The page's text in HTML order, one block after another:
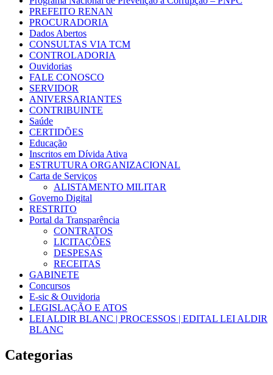
PREFEITO RENAN
PROCURADORIA
Dados Abertos
CONSULTAS VIA TCM
CONTROLADORIA
Ouvidorias
FALE CONOSCO
SERVIDOR
ANIVERSARIANTES
CONTRIBUINTE
Saúde
CERTIDÕES
Educação
Inscritos em Dívida Ativa
ESTRUTURA ORGANIZACIONAL
Carta de Serviços
ALISTAMENTO MILITAR
Governo Digital
RESTRITO
Portal da Transparência
CONTRATOS
LICITAÇÕES
DESPESAS
RECEITAS
GABINETE
Concursos
E-sic & Ouvidoria
LEGISLAÇÃO E ATOS
LEI ALDIR BLANC | PROCESSOS | EDITAL LEI ALDIR
BLANC
Categorias